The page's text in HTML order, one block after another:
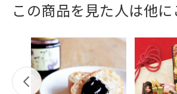
この商品を見た人は他に